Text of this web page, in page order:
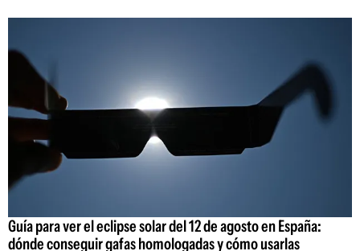
Guía para ver el eclipse solar del 12 de agosto en España:
dónde conseguir gafas homologadas y cómo usarlas